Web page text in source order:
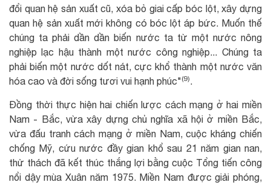
đổi quan hệ sản xuất cũ, xóa bỏ giai cấp bóc lột, xây dựng
quan hệ sản xuất mới không có bóc lột áp bức. Muốn thế
chúng ta phải dần dần biến nước ta từ một nước nông
nghiệp lạc hậu thành một nước công nghiệp... Chúng ta
phải biến một nước dốt nát, cực khổ thành một nước văn
hóa cao và đời sống tươi vui hạnh phúc"(9).
Đồng thời thực hiện hai chiến lược cách mạng ở hai miền
Nam - Bắc, vừa xây dựng chủ nghĩa xã hội ở miền Bắc,
vừa đấu tranh cách mạng ở miền Nam, cuộc kháng chiến
chống Mỹ, cứu nước đầy gian khổ sau 21 năm gian nan,
thử thách đã kết thúc thắng lợi bằng cuộc Tổng tiến công
nổi dậy mùa Xuân năm 1975. Miền Nam được giải phóng,